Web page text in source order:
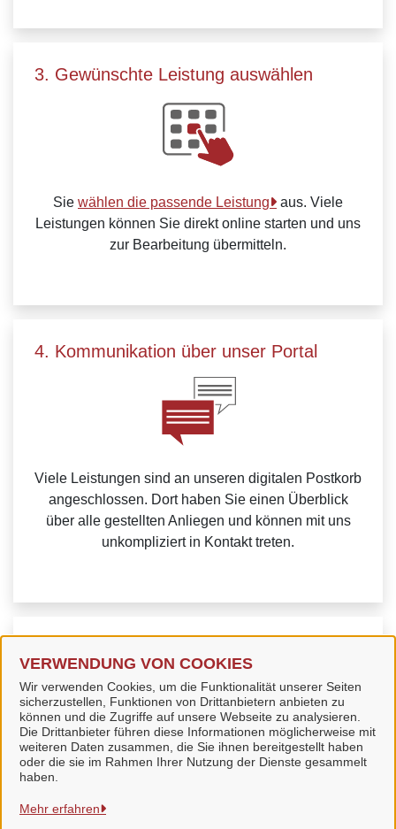
VERWENDUNG VON COOKIES
Wir verwenden Cookies, um die Funktionalität unserer Seiten
sicherzustellen, Funktionen von Drittanbietern anbieten zu
können und die Zugriffe auf unsere Webseite zu analysieren.
Die Drittanbieter führen diese Informationen möglicherweise mit
weiteren Daten zusammen, die Sie ihnen bereitgestellt haben
oder die sie im Rahmen Ihrer Nutzung der Dienste gesammelt
haben.
Mehr erfahren
3. Gewünschte Leistung auswählen
Sie wählen die passende Leistung
aus. Viele
Leistungen können Sie direkt online starten und uns
zur Bearbeitung übermitteln.
4. Kommunikation über unser Portal
Viele Leistungen sind an unseren digitalen Postkorb
angeschlossen. Dort haben Sie einen Überblick
über alle gestellten Anliegen und können mit uns
unkompliziert in Kontakt treten.
FAQ-Seite des Bundes.
Stadt Bad Langensalza
Alle Rechte vorbehalten